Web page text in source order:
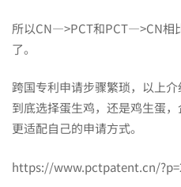
所以CN—>PCT和PCT—>CN相
了。
跨国专利申请步骤繁琐，以上介
到底选择蛋生鸡，还是鸡生蛋
更适配自己的申请方式。
https://www.pctpatent.cn/